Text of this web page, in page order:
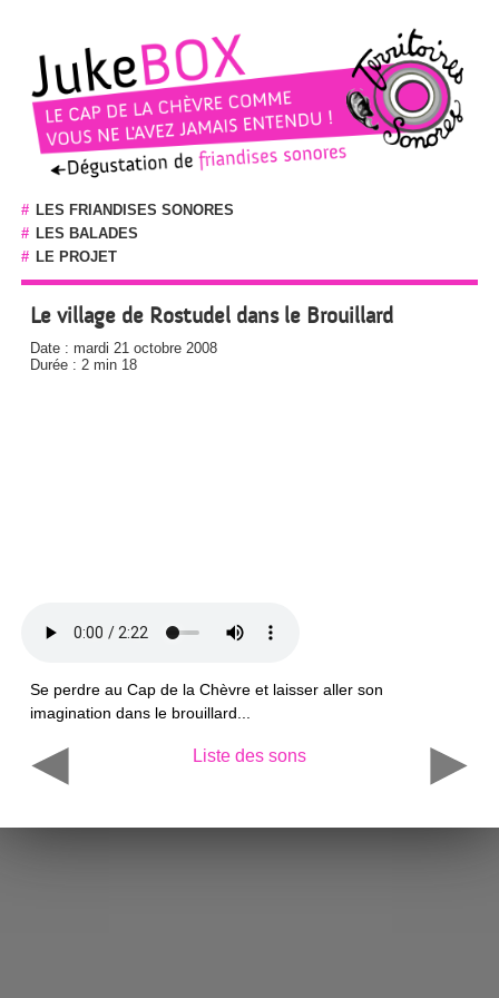
# LES FRIANDISES SONORES
# LES BALADES
# LE PROJET
Le village de Rostudel dans le Brouillard
Date : mardi 21 octobre 2008
Durée : 2 min 18
Se perdre au Cap de la Chèvre et laisser aller son
imagination dans le brouillard...
Liste des sons